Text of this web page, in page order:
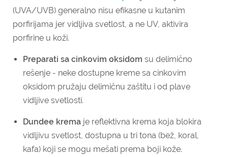
(UVA/UVB) generalno nisu efikasne u kutanim
porfirijama jer vidljiva svetlost, a ne UV, aktivira
porfirine u koži.
Preparati sa cinkovim oksidom su delimično
rešenje - neke dostupne kreme sa cinkovim
oksidom pružaju delimičnu zaštitu i od plave
vidljive svetlosti.
Dundee krema je reflektivna krema koja blokira
vidljivu svetlost, dostupna u tri tona (bež, koral,
kafa) koji se mogu mešati prema boji kože.